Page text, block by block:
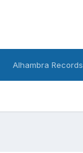
Alhambra Records